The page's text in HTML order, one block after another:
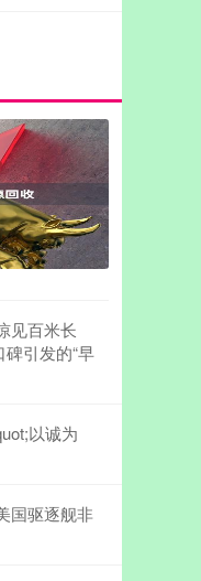
见百米长
引发的“早
以诚为
国驱逐舰非